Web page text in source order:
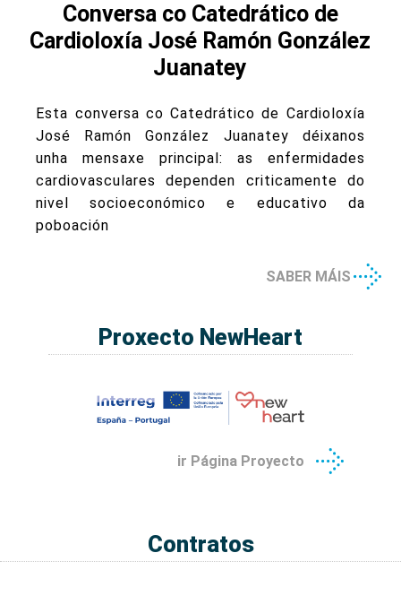
Conversa co Catedrático de
Cardioloxía José Ramón González
Juanatey
Esta conversa co Catedrático de Cardioloxía
José Ramón González Juanatey déixanos
unha mensaxe principal: as enfermidades
cardiovasculares dependen criticamente do
nivel socioeconómico e educativo da
poboación
SABER MÁIS
Proxecto NewHeart
ir Página Proyecto
Contratos